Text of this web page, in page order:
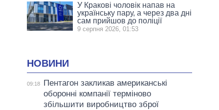
У Кракові чоловік напав на
українську пару, а через два дні
сам прийшов до поліції
9 серпня 2026, 01:53
НОВИНИ
09:18
Пентагон закликав американські
оборонні компанії терміново
збільшити виробництво зброї